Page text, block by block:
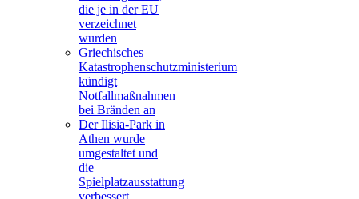
die je in der EU
verzeichnet
wurden
Griechisches
Katastrophenschutzministerium
kündigt
Notfallmaßnahmen
bei Bränden an
Der Ilisia-Park in
Athen wurde
umgestaltet und
die
Spielplatzausstattung
verbessert